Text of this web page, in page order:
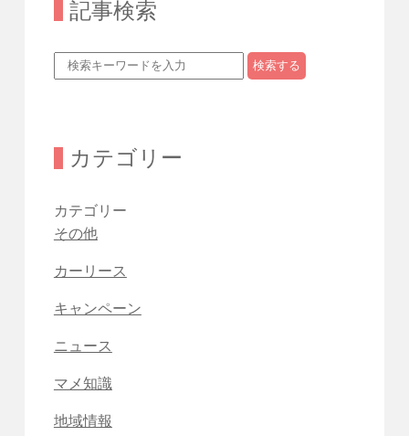
記事検索
検索する
カテゴリー
カテゴリー
その他
カーリース
キャンペーン
ニュース
マメ知識
地域情報